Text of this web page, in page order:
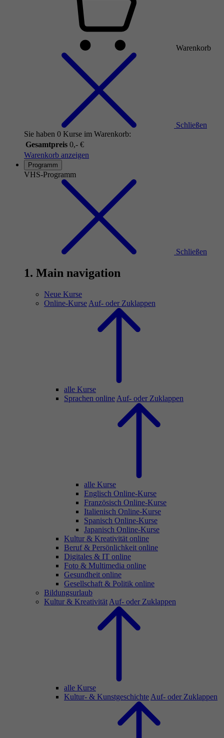
Warenkorb
Schließen
Sie haben 0 Kurse im Warenkorb:
Gesamtpreis 0,- €
Warenkorb anzeigen
Programm
VHS-Programm
Schließen
1. Main navigation
Neue Kurse
Online-Kurse Auf- oder Zuklappen
alle Kurse
Sprachen online Auf- oder Zuklappen
alle Kurse
Englisch Online-Kurse
Französisch Online-Kurse
Italienisch Online-Kurse
Spanisch Online-Kurse
Japanisch Online-Kurse
Kultur & Kreativität online
Beruf & Persönlichkeit online
Digitales & IT online
Foto & Multimedia online
Gesundheit online
Gesellschaft & Politik online
Bildungsurlaub
Kultur & Kreativität Auf- oder Zuklappen
alle Kurse
Kultur- & Kunstgeschichte Auf- oder Zuklappen